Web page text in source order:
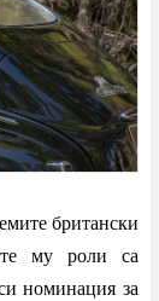
британски
му роли са
номинация за